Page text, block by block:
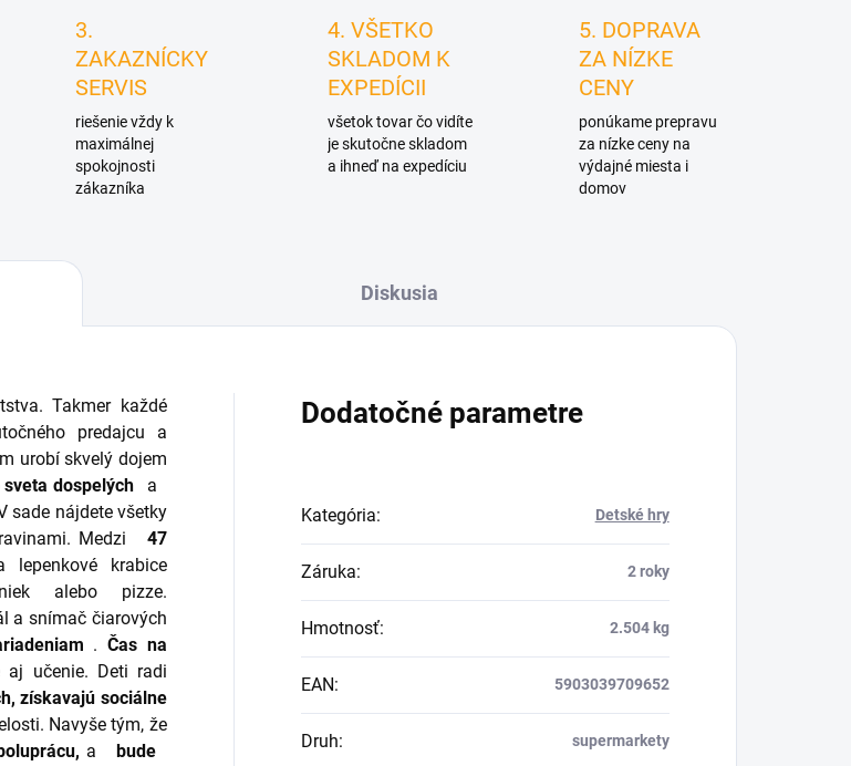
3.
ZAKAZNÍCKY
SERVIS
riešenie vždy k
maximálnej
spokojnosti
zákazníka
4. VŠETKO
SKLADOM K
EXPEDÍCII
všetok tovar čo vidíte
je skutočne skladom
a ihneď na expedíciu
5. DOPRAVA
ZA NÍZKE
CENY
ponúkame prepravu
za nízke ceny na
výdajné miesta i
domov
Diskusia
Takmer každé
predajcu a
urobí skvelý dojem
dospelých
a
sade nájdete všetky
Medzi
47
lepenkové krabice
alebo pizze.
a snímač čiarových
. Čas na
aj učenie. Deti radi
získavajú sociálne
Navyše tým, že
a
bude
Dodatočné parametre
Kategória: Detské hry
Záruka: 2 roky
Hmotnosť: 2.504 kg
EAN: 5903039709652
Druh: supermarkety